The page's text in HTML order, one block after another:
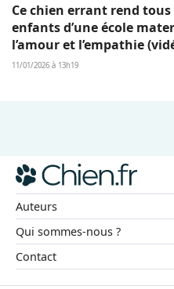
Ce chien errant rend
enfants d’une école
l’amour et l’empathie
11/01/2026 à 13h19
Auteurs
Qui sommes-nous ?
Contact